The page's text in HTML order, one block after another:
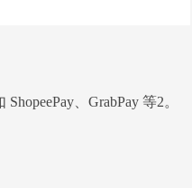
、GrabPay 等2。